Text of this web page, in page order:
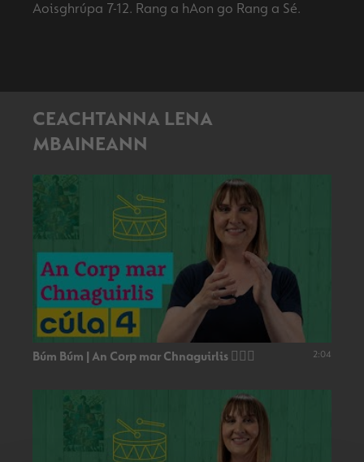
CEACHTANNA LENA
MBAINEANN
Búm Búm | An Corp mar Chnaguirlis 👂🏻🥁 2:04